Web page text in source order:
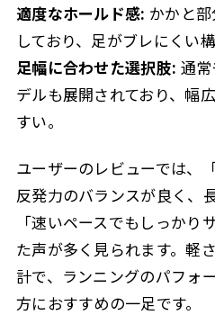
適度なホールド感: かかと
しており、足がブレにくい構
足幅に合わせた選択肢: 通
デルも展開されており、幅
すい。
ユーザーのレビューでは、
反発力のバランスが良く、
「速いペースでもしっかり
た声が多く見られます。軽
計で、ランニングのパフォ
方におすすめの一足です。